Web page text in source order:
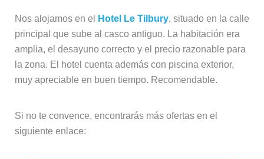
Nos alojamos en el Hotel Le Tilbury, situado en la calle
principal que sube al casco antiguo. La habitación era
amplia, el desayuno correcto y el precio razonable para
la zona. El hotel cuenta además con piscina exterior,
muy apreciable en buen tiempo. Recomendable.
Si no te convence, encontrarás más ofertas en el
siguiente enlace: